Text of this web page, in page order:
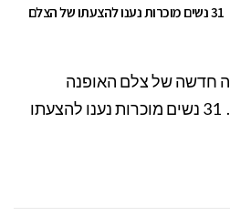
31 נשים מוכרות נענו להצעתו של הצלם
חדשה של צלם האופנה
והפוטותרפיסט עדו לביא. 31 נשים מוכרות נענו להצעתו